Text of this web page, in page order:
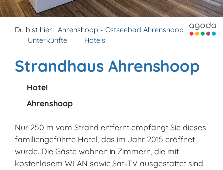
Du bist hier: Ahrenshoop - Ostseebad Ahrenshoop
Unterkünfte
Hotels
Strandhaus Ahrenshoop
Hotel
Ahrenshoop
Nur 250 m vom Strand entfernt empfängt Sie dieses
familiengeführte Hotel, das im Jahr 2015 eröffnet
wurde. Die Gäste wohnen in Zimmern, die mit
kostenlosem WLAN sowie Sat-TV ausgestattet sind.